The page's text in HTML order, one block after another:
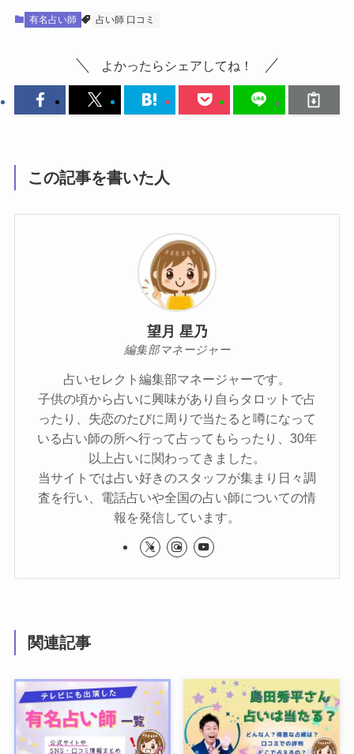
有名占い師 占い師 口コミ
よかったらシェアしてね！
この記事を書いた人
望月 星乃
編集部マネージャー
占いセレクト編集部マネージャーです。
子供の頃から占いに興味があり自らタロットで占
ったり、失恋のたびに周りで当たると噂になって
いる占い師の所へ行って占ってもらったり、30年
以上占いに関わってきました。
当サイトでは占い好きのスタッフが集まり日々調
査を行い、電話占いや全国の占い師についての情
報を発信しています。
関連記事